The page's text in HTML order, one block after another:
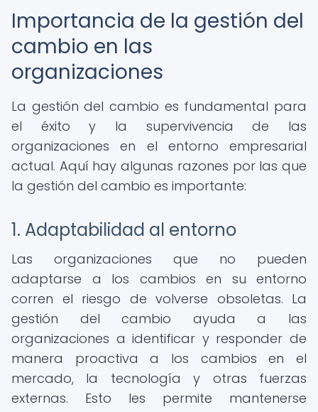
Importancia de la gestión del
cambio en las
organizaciones
La gestión del cambio es fundamental para
el éxito y la supervivencia de las
organizaciones en el entorno empresarial
actual. Aquí hay algunas razones por las que
la gestión del cambio es importante:
1. Adaptabilidad al entorno
Las organizaciones que no pueden
adaptarse a los cambios en su entorno
corren el riesgo de volverse obsoletas. La
gestión del cambio ayuda a las
organizaciones a identificar y responder de
manera proactiva a los cambios en el
mercado, la tecnología y otras fuerzas
externas. Esto les permite mantenerse